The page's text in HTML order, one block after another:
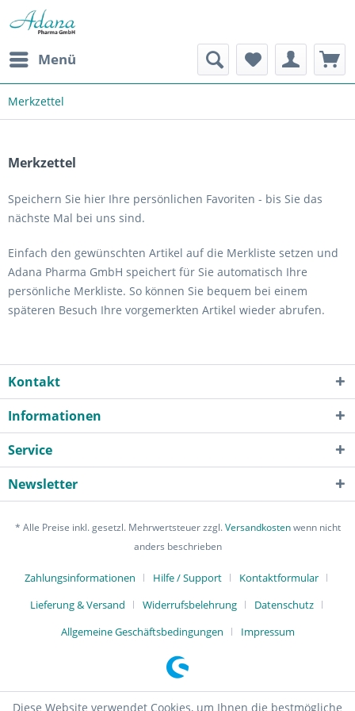
Menü
Merkzettel
Merkzettel
Speichern Sie hier Ihre persönlichen Favoriten - bis Sie das
nächste Mal bei uns sind.
Einfach den gewünschten Artikel auf die Merkliste setzen und
Adana Pharma GmbH speichert für Sie automatisch Ihre
persönliche Merkliste. So können Sie bequem bei einem
späteren Besuch Ihre vorgemerkten Artikel wieder abrufen.
Kontakt
Informationen
Service
Newsletter
* Alle Preise inkl. gesetzl. Mehrwertsteuer zzgl.Versandkostenwenn nicht
anders beschrieben
Zahlungsinformationen Hilfe / Support
Kontaktformular
Lieferung & Versand
Widerrufsbelehrung
Datenschutz
Allgemeine Geschäftsbedingungen
Impressum
Diese Website verwendet Cookies, um Ihnen die bestmögliche